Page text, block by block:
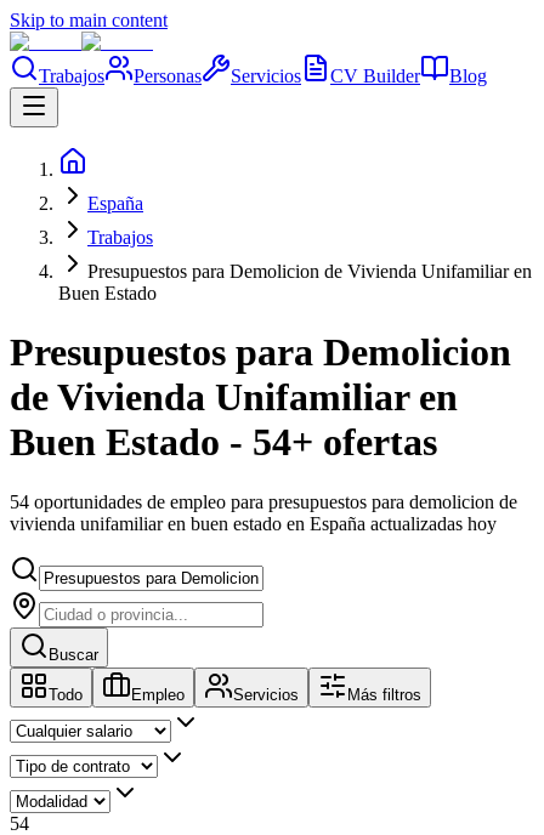
Skip to main content
Trabajos Personas Servicios CV Builder Blog
España
Trabajos
Presupuestos para Demolicion de Vivienda Unifamiliar en
Buen Estado
Presupuestos para Demolicion
de Vivienda Unifamiliar en
Buen Estado - 54+ ofertas
54 oportunidades de empleo para presupuestos para demolicion de
vivienda unifamiliar en buen estado en España actualizadas hoy
Buscar
Todo Empleo Servicios Más filtros
54